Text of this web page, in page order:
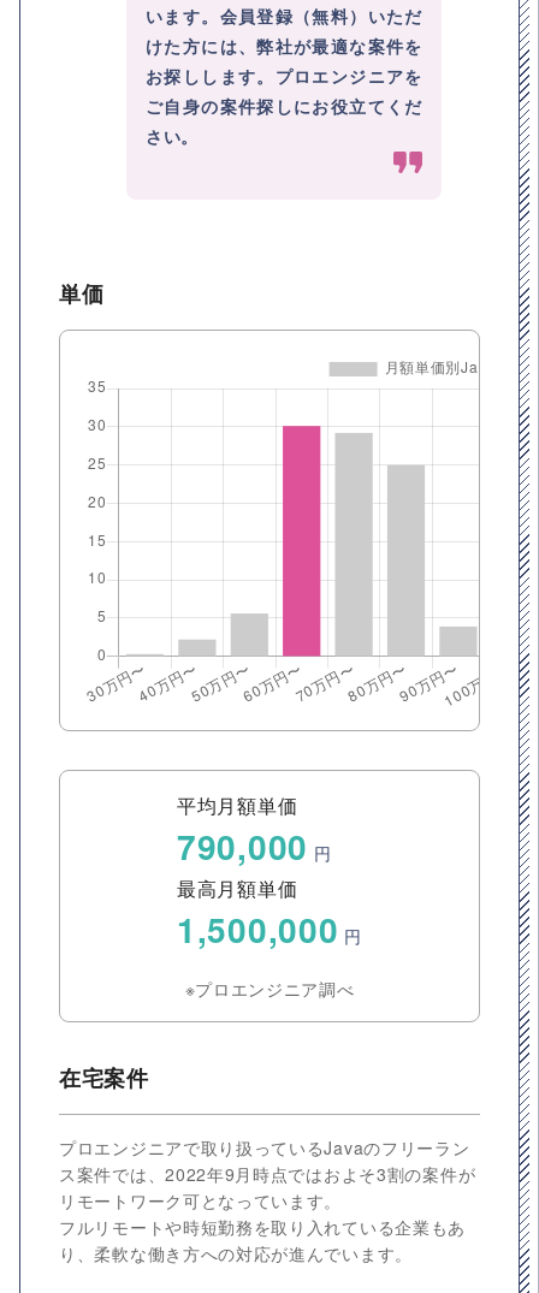
います。会員登録（無料）いただ
けた方には、弊社が最適な案件を
お探しします。プロエンジニアを
ご自身の案件探しにお役立てくだ
さい。
単価
平均月額単価
790,000 円
最高月額単価
1,500,000 円
※プロエンジニア調べ
在宅案件
プロエンジニアで取り扱っているJavaのフリーラン
ス案件では、2022年9月時点ではおよそ3割の案件が
リモートワーク可となっています。
フルリモートや時短勤務を取り入れている企業もあ
り、柔軟な働き方への対応が進んでいます。